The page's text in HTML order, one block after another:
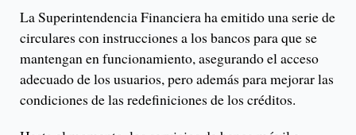
La Superintendencia Financiera ha emitido una serie de
circulares con instrucciones a los bancos para que se
mantengan en funcionamiento, asegurando el acceso
adecuado de los usuarios, pero además para mejorar las
condiciones de las redefiniciones de los créditos.